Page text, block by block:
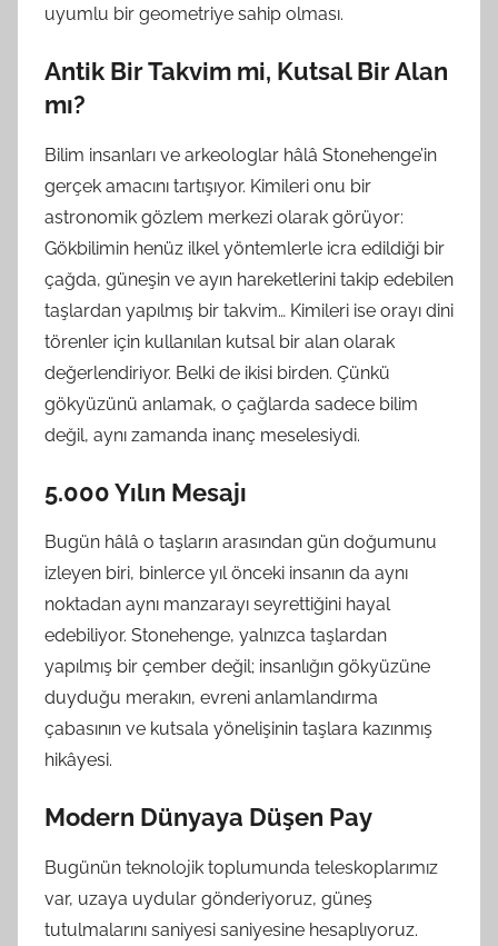
d
n
uyumlu bir geometriye sahip olması.
Antik Bir Takvim mi, Kutsal Bir Alan
mı?
Bilim insanları ve arkeologlar hâlâ Stonehenge’in
gerçek amacını tartışıyor. Kimileri onu bir
astronomik gözlem merkezi olarak görüyor:
Gökbilimin henüz ilkel yöntemlerle icra edildiği bir
çağda, güneşin ve ayın hareketlerini takip edebilen
taşlardan yapılmış bir takvim… Kimileri ise orayı dini
törenler için kullanılan kutsal bir alan olarak
değerlendiriyor. Belki de ikisi birden. Çünkü
gökyüzünü anlamak, o çağlarda sadece bilim
değil, aynı zamanda inanç meselesiydi.
5.000 Yılın Mesajı
Bugün hâlâ o taşların arasından gün doğumunu
izleyen biri, binlerce yıl önceki insanın da aynı
noktadan aynı manzarayı seyrettiğini hayal
edebiliyor. Stonehenge, yalnızca taşlardan
yapılmış bir çember değil; insanlığın gökyüzüne
duyduğu merakın, evreni anlamlandırma
çabasının ve kutsala yönelişinin taşlara kazınmış
hikâyesi.
Modern Dünyaya Düşen Pay
Bugünün teknolojik toplumunda teleskoplarımız
var, uzaya uydular gönderiyoruz, güneş
tutulmalarını saniyesi saniyesine hesaplıyoruz.